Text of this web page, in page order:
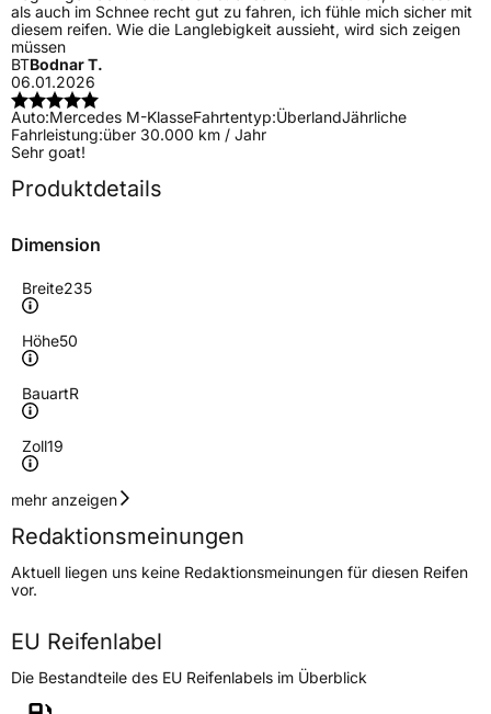
als auch im Schnee recht gut zu fahren, ich fühle mich sicher mit
diesem reifen. Wie die Langlebigkeit aussieht, wird sich zeigen
müssen
BTBodnar T.
06.01.2026
Auto:Mercedes M-KlasseFahrtentyp:ÜberlandJährliche
Fahrleistung:über 30.000 km / Jahr
Sehr goat!
Produktdetails
Dimension
Breite235
Höhe50
BauartR
Zoll19
Geschwindigkeitsindex
Höchstgeschwindigkeit
240 km/h
Lastindex103
Höchstlast875 kg
Gewicht (in kg)
13,364 kg
mehr anzeigen
Redaktionsmeinungen
Aktuell liegen uns keine Redaktionsmeinungen für diesen Reifen
vor.
EU Reifenlabel
Die Bestandteile des EU Reifenlabels im Überblick